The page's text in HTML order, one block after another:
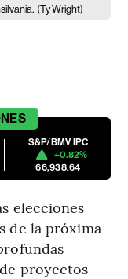
(Ty Wright)
S&P/BMV IPC
+0.82%
66,938.64
elecciones
de la próxima
proyectos